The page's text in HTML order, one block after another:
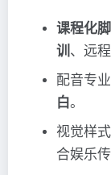
课程化
训 、远程
配音专
白。
视觉样
合娱乐传